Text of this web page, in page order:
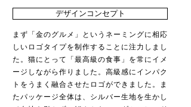
デザインコンセプト
まず「金のグルメ」というネーミングに相応
しいロゴタイプを制作することに注力しまし
た。猫にとって「最高級の食事」を常にイメ
ージしながら作りました。高級感にインパク
トをうまく融合させたロゴができました。ま
たパッケージ全体は、シルバー生地を生かし